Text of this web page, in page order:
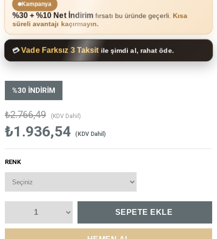
Kampanya
%30 + %10 Net İndirimfırsatı bu üründe geçerli. Kısa
süreli avantajı kaçırmayın.
💳Vade Farksız 3 Taksitile şimdi al, rahat öde.
%30 İNDIRIM
₺2.766,49 (KDV Dahil)
₺1.936,54 (KDV Dahil)
RENK